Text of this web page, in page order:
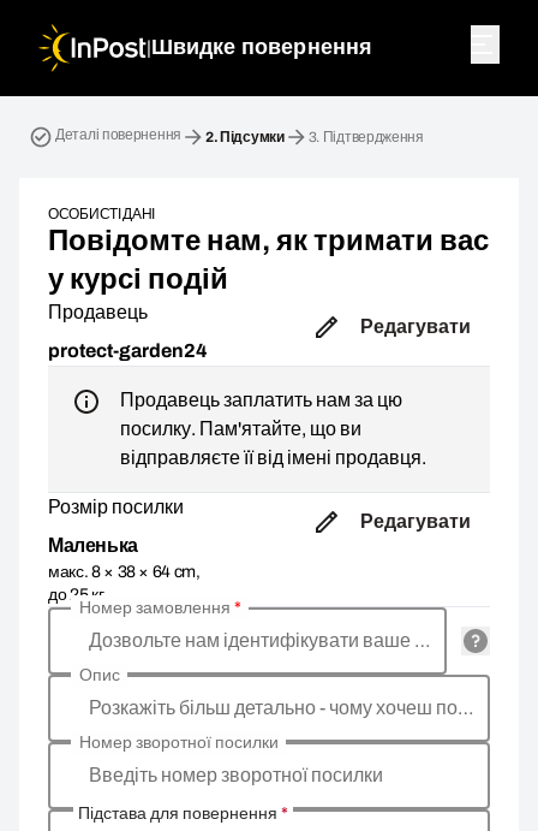
| Швидке повернення
Деталі повернення 2. Підсумки 3. Підтвердження
ОСОБИСТІ ДАНІ
Повідомте нам, як тримати вас
у курсі подій
Продавець
protect-garden24
Редагувати
Продавець заплатить нам за цю
посилку. Пам'ятайте, що ви
відправляєте її від імені продавця.
Розмір посилки
Маленька
макс. 8 × 38 × 64 cm,
до 25 кг
Редагувати
Дозвольте нам ідентифікувати ваше замовлення
Номер замовлення *
Розкажіть більш детально - чому хочеш повернути товар, яка причина?
Опис
Введіть номер зворотної посилки
Номер зворотної посилки
Підстава для повернення *